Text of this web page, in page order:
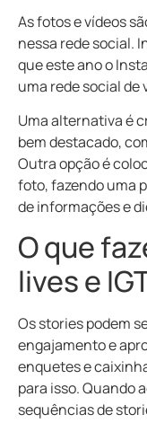
As fotos e vídeos
nessa rede social.
que este ano o
uma rede social de
Uma alternativa é
bem destacado,
Outra opção é
foto, fazendo uma
de informações e
O que
lives e
Os stories podem
engajamento e
enquetes e
para isso. Quando
sequências de